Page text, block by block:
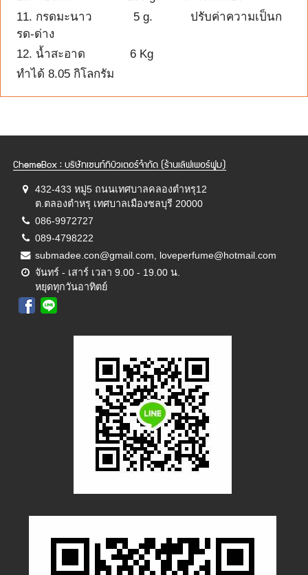
11. กรดมะนาว 5 g. ปรับค่าความเป็นก
รด-ด่าง
12. น้ำสะอาด 6 Kg
ทำได้ 8.05 กิโลกรัม
ChemeBox : บริษัทเซนท์ทิบิวเตอร์จำกัด (ร้านเลิฟเพอร์ฟูม)
432-433 หมู่5 ถนนเทศบาลคลองตำหรุ12
ต.ตลองตำหรุ เทศบาลเมืองชลบุรี 20000
086-9972727
089-4798222
submadee.con@gmail.com, loveperfume@hotmail.com
จันทร์ - เสาร์ เวลา 9.00 - 19.00 น.
หยุดทุกวันอาทิตย์